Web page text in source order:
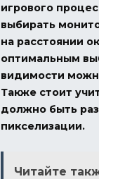
игрового
выбирать
на расстоянии
оптимальным
видимости можно
Также стоит
должно быть
пикселизации.
Читайте также: